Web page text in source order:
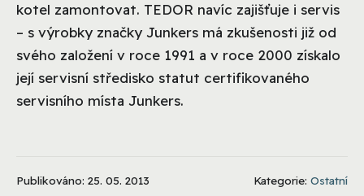
kotel zamontovat. TEDOR navíc zajišťuje i servis
– s výrobky značky Junkers má zkušenosti již od
svého založení v roce 1991 a v roce 2000 získalo
její servisní středisko statut certifikovaného
servisního místa Junkers.
Publikováno: 25. 05. 2013 Kategorie: Ostatní